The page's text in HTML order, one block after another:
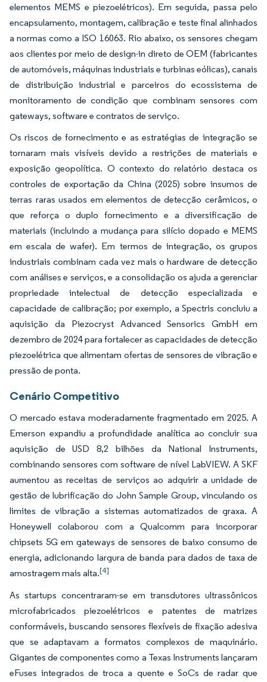
elementos MEMS e piezoelétricos). Em seguida, passa pelo
encapsulamento, montagem, calibração e teste final alinhados
a normas como a ISO 16063. Rio abaixo, os sensores chegam
aos clientes por meio de design-in direto de OEM (fabricantes
de automóveis, máquinas industriais e turbinas eólicas), canais
de distribuição industrial e parceiros do ecossistema de
monitoramento de condição que combinam sensores com
gateways, software e contratos de serviço.
Os riscos de fornecimento e as estratégias de integração se
tornaram mais visíveis devido a restrições de materiais e
exposição geopolítica. O contexto do relatório destaca os
controles de exportação da China (2025) sobre insumos de
terras raras usados em elementos de detecção cerâmicos, o
que reforça o duplo fornecimento e a diversificação de
materiais (incluindo a mudança para silício dopado e MEMS
em escala de wafer). Em termos de integração, os grupos
industriais combinam cada vez mais o hardware de detecção
com análises e serviços, e a consolidação os ajuda a gerenciar
propriedade intelectual de detecção especializada e
capacidade de calibração; por exemplo, a Spectris concluiu a
aquisição da Piezocryst Advanced Sensorics GmbH em
dezembro de 2024 para fortalecer as capacidades de detecção
piezoelétrica que alimentam ofertas de sensores de vibração e
pressão de ponta.
Cenário Competitivo
O mercado estava moderadamente fragmentado em 2025. A
Emerson expandiu a profundidade analítica ao concluir sua
aquisição de USD 8,2 bilhões da National Instruments,
combinando sensores com software de nível LabVIEW. A SKF
aumentou as receitas de serviços ao adquirir a unidade de
gestão de lubrificação do John Sample Group, vinculando os
limites de vibração a sistemas automatizados de graxa. A
Honeywell colaborou com a Qualcomm para incorporar
chipsets 5G em gateways de sensores de baixo consumo de
energia, adicionando largura de banda para dados de taxa de
amostragem mais alta.[4]
As startups concentraram-se em transdutores ultrassônicos
microfabricados piezoelétricos e patentes de matrizes
conformáveis, buscando sensores flexíveis de fixação adesiva
que se adaptavam a formatos complexos de maquinário.
Gigantes de componentes como a Texas Instruments lançaram
eFuses integrados de troca a quente e SoCs de radar que